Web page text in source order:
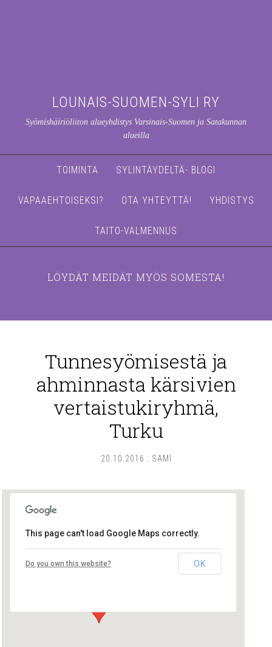
LOUNAIS-SUOMEN-SYLI RY
Syömishäiriöliiton alueyhdistys Varsinais-Suomen ja Satakunnan
alueilla
TOIMINTA SYLINTÄYDELTÄ- BLOGI
VAPAAEHTOISEKSI? OTA YHTEYTTÄ! YHDISTYS
TAITO-VALMENNUS
LÖYDÄT MEIDÄT MYÖS SOMESTA!
Tunnesyömisestä ja
ahminnasta kärsivien
vertaistukiryhmä,
Turku
20.10.2016 : SAMI
Lounais-Suomen – SYLI ry
Maariankatu 8 D 104 - Turku
This page can't load Google Maps correctly.
Do you own this website? OK